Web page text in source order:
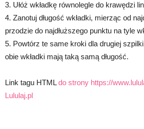
3. Ułóż wkładkę równolegle do krawędzi
4. Zanotuj długość wkładki, mierząc od
przodzie do najdłuższego punktu na tyle
5. Powtórz te same kroki dla drugiej
obie wkładki mają taką samą długość.
Link tagu HTMLdo strony https://
Lululaj.pl